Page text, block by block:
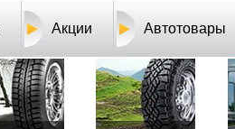
Акции Автотовары